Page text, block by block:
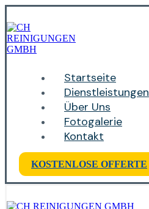
Startseite
Dienstleistungen
Über Uns
Fotogalerie
Kontakt
KOSTENLOSE OFFERTE